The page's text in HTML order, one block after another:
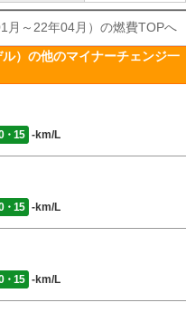
月～22年04月）の燃費TOPへ
）の他のマイナーチェンジ一
・15 -km/L
・15 -km/L
・15 -km/L